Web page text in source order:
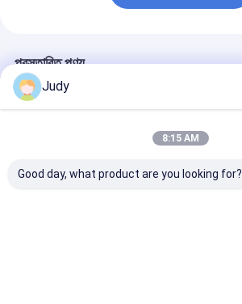
প্রস্তাবিত পণ্য
Judy
8:15 AM
Good day, what product are you looking for?